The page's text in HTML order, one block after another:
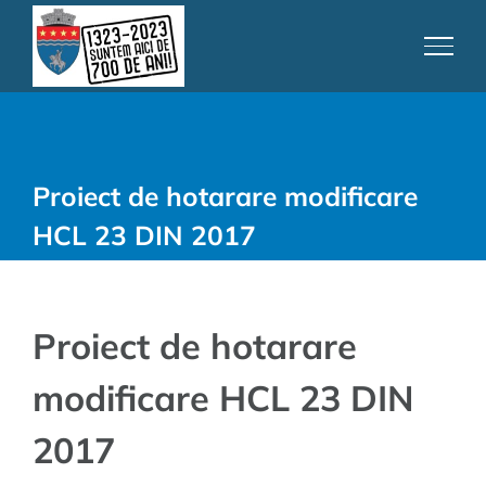
content
Proiect de hotarare modificare
HCL 23 DIN 2017
Proiect de hotarare
modificare HCL 23 DIN
2017